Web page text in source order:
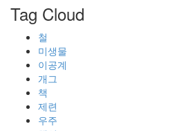
Tag Cloud
철
미생물
이공계
개그
책
제련
우주